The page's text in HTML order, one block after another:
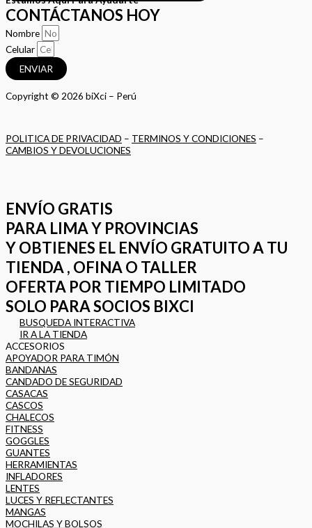
CONTÁCTANOS HOY
Nombre
Celular
ENVIAR
Copyright © 2026 biXci – Perú
POLITICA DE PRIVACIDAD – TERMINOS Y CONDICIONES –
CAMBIOS Y DEVOLUCIONES
ENVÍO GRATIS
PARA LIMA Y PROVINCIAS
Y OBTIENES EL ENVÍO GRATUITO A TU
TIENDA , OFINA O TALLER
OFERTA POR TIEMPO LIMITADO
SOLO PARA SOCIOS BIXCI
BUSQUEDA INTERACTIVA
IR A LA TIENDA
ACCESORIOS
APOYADOR PARA TIMÓN
BANDANAS
CANDADO DE SEGURIDAD
CASACAS
CASCOS
CHALECOS
FITNESS
GOGGLES
GUANTES
HERRAMIENTAS
INFLADORES
LENTES
LUCES Y REFLECTANTES
MANGAS
MOCHILAS Y BOLSOS